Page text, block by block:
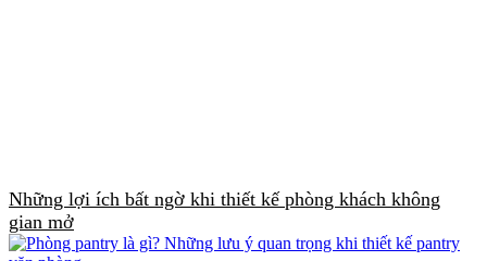
Những lợi ích bất ngờ khi thiết kế phòng khách không
gian mở